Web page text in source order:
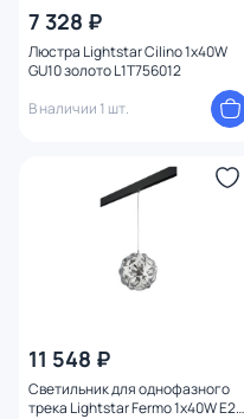
7 328 ₽
Люстра Lightstar Cilino 1х40W
GU10 золото L1T756012
В наличии 1 шт.
11 548 ₽
Светильник для однофазного
трека Lightstar Fermo 1х40W E27